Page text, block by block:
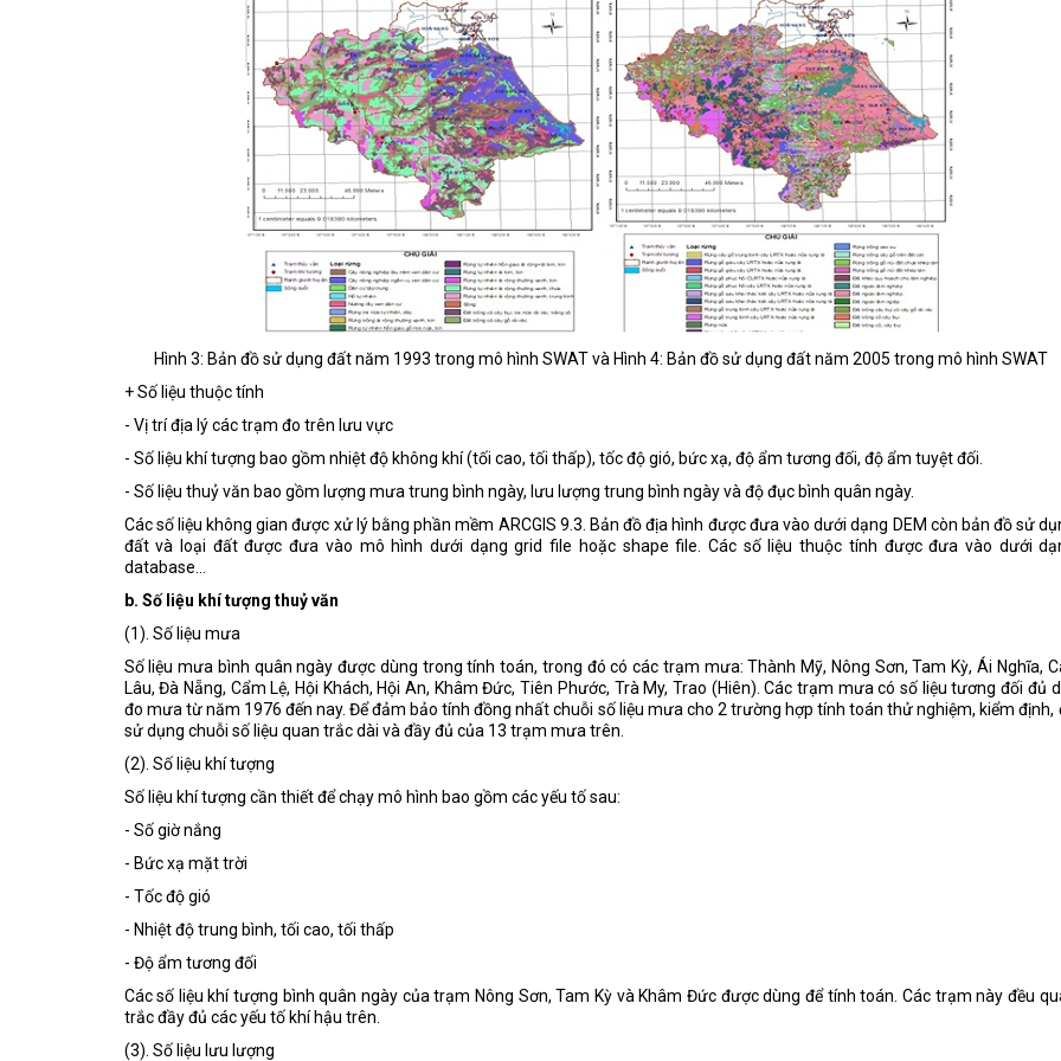
Hình 3: Bản đồ sử dụng đất năm 1993 trong mô hình SWAT và Hình 4: Bản đồ sử dụng đất năm 2005 trong mô hình SWAT
+ Số liệu thuộc tính
- Vị trí địa lý các trạm đo trên lưu vực
- Số liệu khí tượng bao gồm nhiệt độ không khí (tối cao, tối thấp), tốc độ gió, bức xạ, độ ẩm tương đối, độ ẩm tuyệt đối.
- Số liệu thuỷ văn bao gồm lượng mưa trung bình ngày, lưu lượng trung bình ngày và độ đục bình quân ngày.
Các số liệu không gian được xử lý bằng phần mềm ARCGIS 9.3. Bản đồ địa hình được đưa vào dưới dạng DEM còn bản đồ sử
đất và loại đất được đưa vào mô hình dưới dạng grid file hoặc shape file. Các số liệu thuộc tính được đưa vào dưới
database…
b. Số liệu khí tượng thuỷ văn
(1). Số liệu mưa
Số liệu mưa bình quân ngày được dùng trong tính toán, trong đó có các trạm mưa: Thành Mỹ, Nông Sơn, Tam Kỳ, Ái Nghĩa,
Lâu, Đà Nẵng, Cẩm Lệ, Hội Khách, Hội An, Khâm Đức, Tiên Phước, Trà My, Trao (Hiên). Các trạm mưa có số liệu tương đối đủ
đo mưa từ năm 1976 đến nay. Để đảm bảo tính đồng nhất chuỗi số liệu mưa cho 2 trường hợp tính toán thử nghiệm, kiểm định,
sử dụng chuỗi số liệu quan trắc dài và đầy đủ của 13 trạm mưa trên.
(2). Số liệu khí tượng
Số liệu khí tượng cần thiết để chạy mô hình bao gồm các yếu tố sau:
- Số giờ nắng
- Bức xạ mặt trời
- Tốc độ gió
- Nhiệt độ trung bình, tối cao, tối thấp
- Độ ẩm tương đối
Các số liệu khí tượng bình quân ngày của trạm Nông Sơn, Tam Kỳ và Khâm Đức được dùng để tính toán. Các trạm này đều
trắc đầy đủ các yếu tố khí hậu trên.
(3). Số liệu lưu lượng